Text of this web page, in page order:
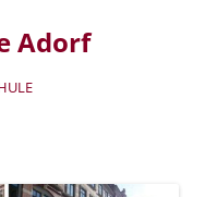
Adorf